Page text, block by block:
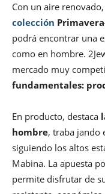
Con un aire renovado,
colección
podrá encontrar una
como en hombre.
mercado muy
fundamentales:
En producto, destaca
hombre, traba jando
siguiendo los altos
Mabina. La apuesta
permite disfrutar de